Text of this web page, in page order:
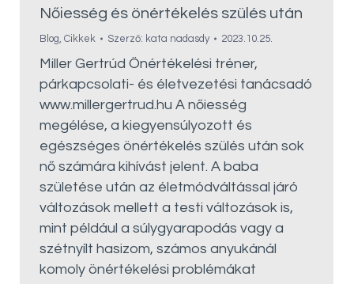
Nőiesség és önértékelés szülés után
Blog, Cikkek Szerző: kata nadasdy 2023.10.25.
Miller Gertrúd Önértékelési tréner,
párkapcsolati- és életvezetési tanácsadó
www.millergertrud.hu A nőiesség
megélése, a kiegyensúlyozott és
egészséges önértékelés szülés után sok
nő számára kihívást jelent. A baba
születése után az életmódváltással járó
változások mellett a testi változások is,
mint például a súlygyarapodás vagy a
szétnyílt hasizom, számos anyukánál
komoly önértékelési problémákat